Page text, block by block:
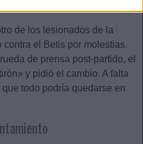
de los lesionados de la
el Betis por molestias.
de prensa post-partido, el
y pidió el cambio. A falta
todo podría quedarse en